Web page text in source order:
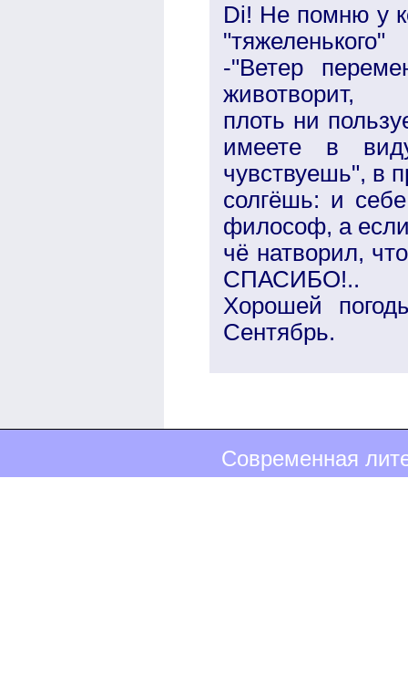
Di! Не помню у
"тяжеленького"
-"Ветер
животворит,
плоть ни
имеете в
чувствуешь", в
солгёшь: и
философ, а
чё натворил,
СПАСИБО!..
Хорошей
Сентябрь.
Современная